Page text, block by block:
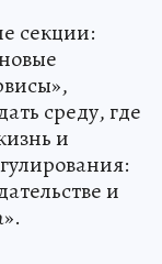
секции:
среду, где
и
и